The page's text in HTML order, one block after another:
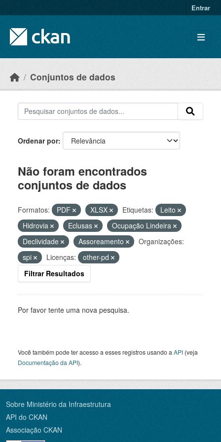
Entrar
Conjuntos de dados
Ordenar por
Não foram encontrados
conjuntos de dados
Formatos: PDF XLSX Etiquetas:
Leito
Hidrovia
Eclusas
Ocupação Lindeira
Declividade
Assoreamento
Organizações:
spi
Licenças:
other-pd
Filtrar Resultados
Por favor tente uma nova pesquisa.
Você também pode ter acesso a esses registros usando a API (veja
Documentação da API).
Sobre Ministério da Infraestrutura
API do CKAN
Associação CKAN